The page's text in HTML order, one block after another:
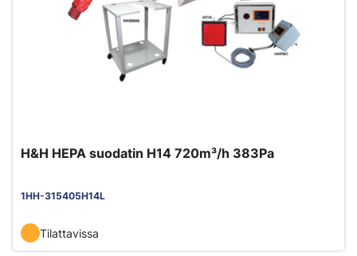
H&H HEPA suodatin H14 720m³/h 383Pa
1HH-315405H14L
Tilattavissa